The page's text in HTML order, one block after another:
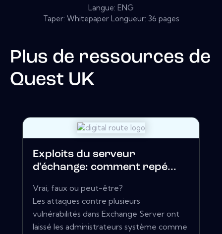
Langue: ENG
Taper: Whitepaper Longueur: 36 pages
Plus de ressources de
Quest UK
Exploits du serveur
d'échange: comment repé...
Vrai, faux ou peut-être?
Les attaques contre plusieurs
vulnérabilités dans Exchange Server ont
laissé les administrateurs système comme